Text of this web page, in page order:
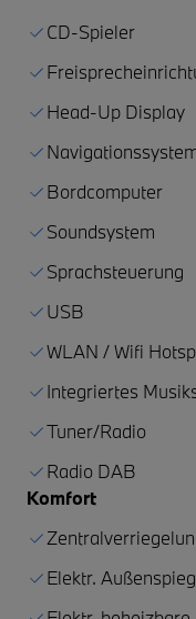
CD-Spieler
Head-Up Display
Bordcomputer
Soundsystem
Sprachsteuerung
USB
WLAN / Wifi
Integriertes
Tuner/Radio
Radio DAB
Komfort
Elektr.